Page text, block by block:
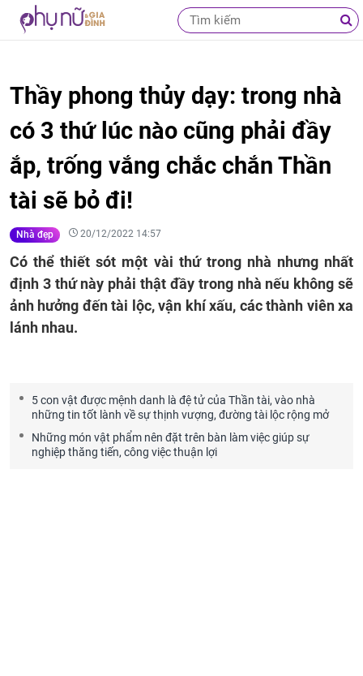
Thầy phong thủy dạy: trong nhà
có 3 thứ lúc nào cũng phải đầy
ắp, trống vắng chắc chắn Thần
tài sẽ bỏ đi!
Nhà đẹp 20/12/2022 14:57
Có thể thiết sót một vài thứ trong nhà nhưng nhất
định 3 thứ này phải thật đầy trong nhà nếu không sẽ
ảnh hưởng đến tài lộc, vận khí xấu, các thành viên xa
lánh nhau.
5 con vật được mệnh danh là đệ tử của Thần tài, vào nhà
những tin tốt lành về sự thịnh vượng, đường tài lộc rộng mở
Những món vật phẩm nên đặt trên bàn làm việc giúp sự
nghiệp thăng tiến, công việc thuận lợi